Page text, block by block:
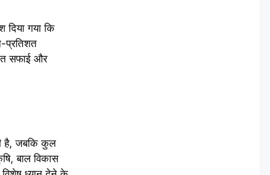
दिया गया कि
प्रतिशत
सफाई और
है, जबकि कुल
बाल विकास